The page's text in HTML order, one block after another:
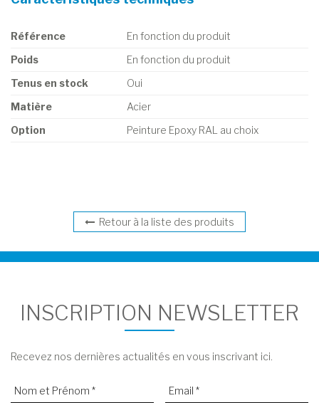
Référence
En fonction du produit
Poids
En fonction du produit
Tenus en stock
Oui
Matière
Acier
Option
Peinture Epoxy RAL au choix
Retour à la liste des produits
INSCRIPTION NEWSLETTER
Recevez nos dernières actualités en vous inscrivant ici.